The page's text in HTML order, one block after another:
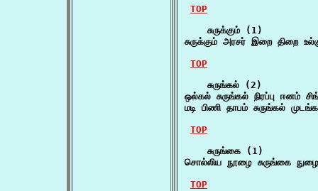
TOP
    சுருக்கும் (1)
சுருக்கும் அரசர் இறை திறை
TOP
    சுருங்கல் (2)
ஒல்கல் சுருங்கல் நிரப்பு ஈனம்
மடி பிணி தாபம் சுருங்கல்
TOP
    சுருங்கை (1)
சொல்லிய நூழை சுருங்கை
TOP